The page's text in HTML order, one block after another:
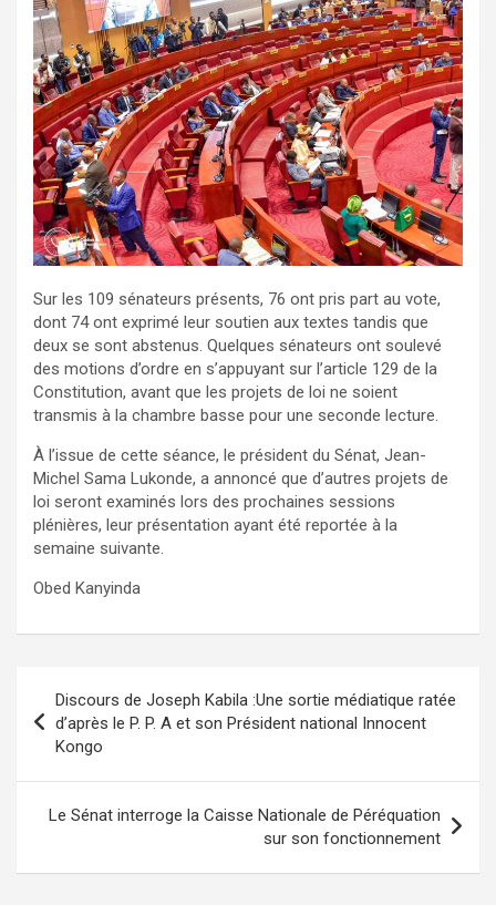
Sur les 109 sénateurs présents, 76 ont pris part au vote,
dont 74 ont exprimé leur soutien aux textes tandis que
deux se sont abstenus. Quelques sénateurs ont soulevé
des motions d’ordre en s’appuyant sur l’article 129 de la
Constitution, avant que les projets de loi ne soient
transmis à la chambre basse pour une seconde lecture.
À l’issue de cette séance, le président du Sénat, Jean-
Michel Sama Lukonde, a annoncé que d’autres projets de
loi seront examinés lors des prochaines sessions
plénières, leur présentation ayant été reportée à la
semaine suivante.
Obed Kanyinda
de
l’article
Discours de Joseph Kabila :Une sortie médiatique ratée
d’après le P. P. A et son Président national Innocent
Kongo
Le Sénat interroge la Caisse Nationale de Péréquation
sur son fonctionnement